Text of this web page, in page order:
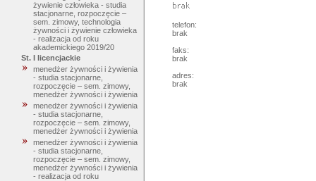
żywienie człowieka - studia
stacjonarne, rozpoczęcie –
sem. zimowy, technologia
żywności i żywienie człowieka
- realizacja od roku
akademickiego 2019/20
St. I licencjackie
menedżer żywności i żywienia
- studia stacjonarne,
rozpoczęcie – sem. zimowy,
menedżer żywności i żywienia
menedżer żywności i żywienia
- studia stacjonarne,
rozpoczęcie – sem. zimowy,
menedżer żywności i żywienia
menedżer żywności i żywienia
- studia stacjonarne,
rozpoczęcie – sem. zimowy,
menedżer żywności i żywienia
- realizacja od roku
telefon:
brak
faks:
brak
adres:
brak